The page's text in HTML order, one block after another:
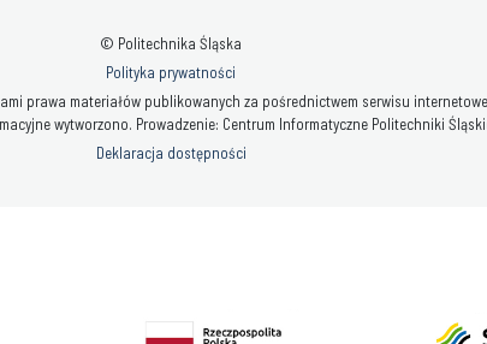
© Politechnika Śląska
Polityka prywatności
prawa materiałów publikowanych za pośrednictwem serwisu
wytworzono. Prowadzenie: Centrum Informatyczne Politechniki
Deklaracja dostępności